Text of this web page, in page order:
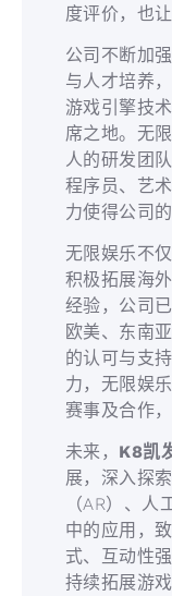
度评价，也
公司不断加
与人才培养
游戏引擎技
席之地。无
人的研发团
程序员、艺
力使得公司
无限娱乐不
积极拓展海
经验，公司
欧美、东南
的认可与支
力，无限娱
赛事及合作
未来， K8凯
展，深入探
（AR）、
中的应用，
式、互动性
持续拓展游